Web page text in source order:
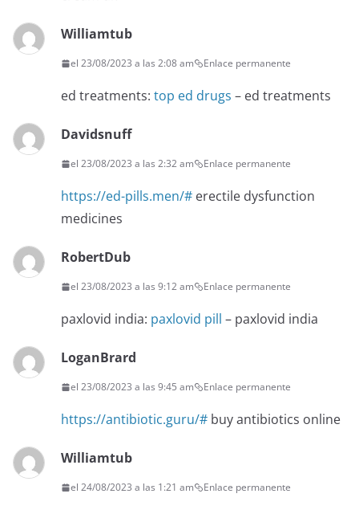
Williamtub
el 23/08/2023 a las 2:08 am Enlace permanente
ed treatments: top ed drugs – ed treatments
Davidsnuff
el 23/08/2023 a las 2:32 am Enlace permanente
https://ed-pills.men/# erectile dysfunction
medicines
RobertDub
el 23/08/2023 a las 9:12 am Enlace permanente
paxlovid india: paxlovid pill – paxlovid india
LoganBrard
el 23/08/2023 a las 9:45 am Enlace permanente
https://antibiotic.guru/# buy antibiotics online
Williamtub
el 24/08/2023 a las 1:21 am Enlace permanente